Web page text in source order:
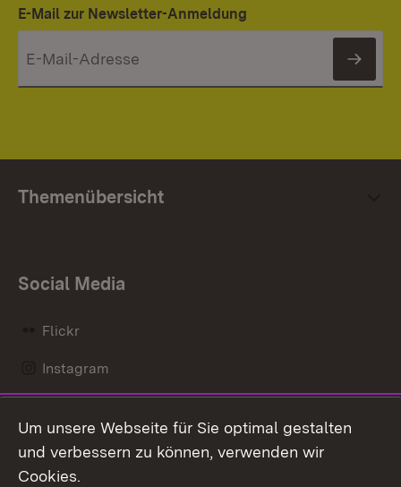
E-Mail zur Newsletter-Anmeldung
Themenübersicht
Social Media
Flickr
Instagram
Mastodon
Messenger
Um unsere Webseite für Sie optimal gestalten
und verbessern zu können, verwenden wir
Cookies.